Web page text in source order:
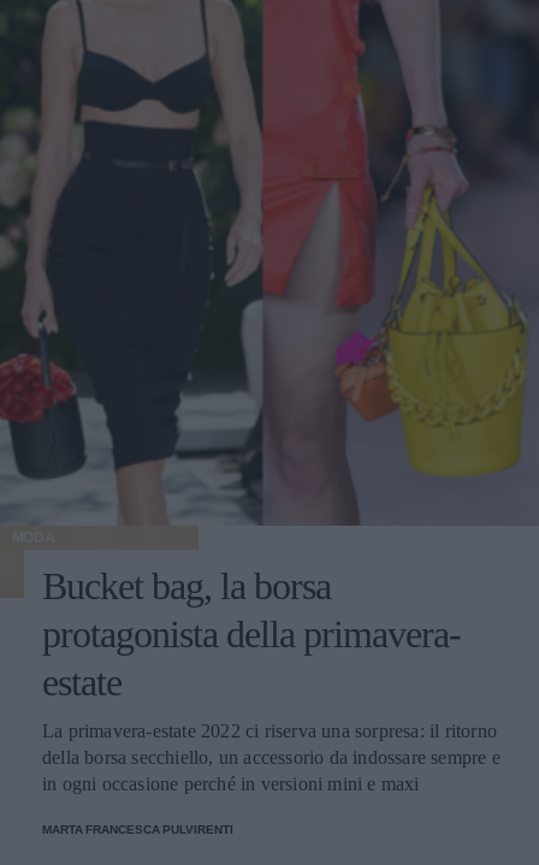
MODA
Bucket bag, la borsa
protagonista della primavera-
estate
La primavera-estate 2022 ci riserva una sorpresa: il ritorno
della borsa secchiello, un accessorio da indossare sempre e
in ogni occasione perché in versioni mini e maxi
MARTA FRANCESCA PULVIRENTI